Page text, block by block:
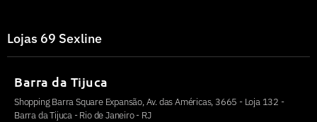
Lojas 69 Sexline
Barra da Tijuca
Shopping Barra Square Expansão, Av. das Américas, 3665 - Loja 132 -
Barra da Tijuca - Rio de Janeiro - RJ